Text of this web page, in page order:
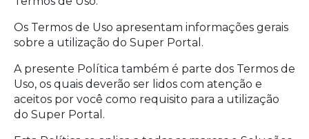
Os Termos de Uso apresentam informações gerais
sobre a utilização do Super Portal.
A presente Política também é parte dos Termos de
Uso, os quais deverão ser lidos com atenção e
aceitos por você como requisito para a utilização
do Super Portal.